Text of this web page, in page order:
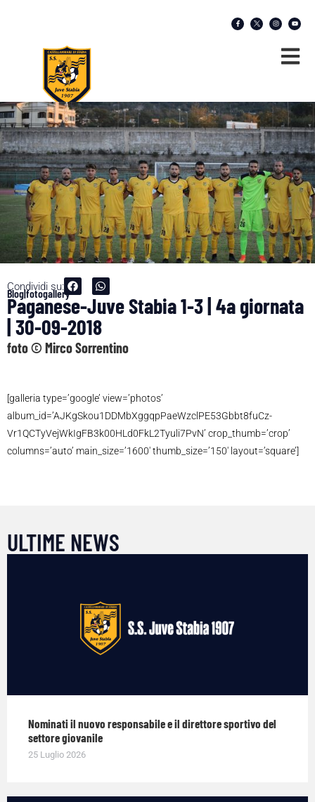
Condividi su:
Blog|fotogallery
Paganese-Juve Stabia 1-3 | 4a giornata
| 30-09-2018
foto © Mirco Sorrentino
[galleria type=’google’ view=’photos’
album_id=’AJKgSkou1DDMbXggqpPaeWzclPE53Gbbt8fuCz-
Vr1QCTyVejWkIgFB3k00HLd0FkL2Tyuli7PvN’ crop_thumb=’crop’
columns=’auto’ main_size=’1600′ thumb_size=’150′ layout=’square’]
ULTIME NEWS
Nominati il nuovo responsabile e il direttore sportivo del
settore giovanile
25 Luglio 2026